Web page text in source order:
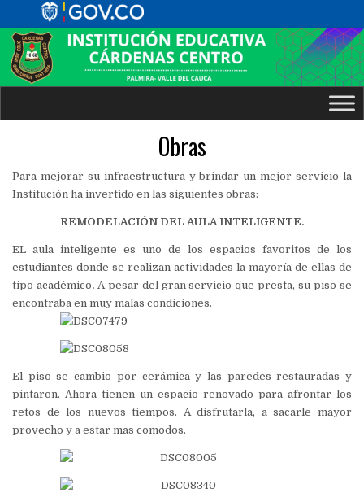
Obras
Para mejorar su infraestructura y brindar un mejor servicio la
Institución ha invertido en las siguientes obras:
REMODELACIÓN DEL AULA INTELIGENTE.
EL aula inteligente es uno de los espacios favoritos de los
estudiantes donde se realizan actividades la mayoría de ellas de
tipo académico. A pesar del gran servicio que presta, su piso se
encontraba en muy malas condiciones.
El piso se cambio por cerámica y las paredes restauradas y
pintaron. Ahora tienen un espacio renovado para afrontar los
retos de los nuevos tiempos. A disfrutarla, a sacarle mayor
provecho y a estar mas comodos.